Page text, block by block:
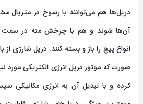
دریل‌ها هم می‌توانند با رسوخ در متریال
آن‌ها شوند و هم با چرخش مته در سمت
انواع پیچ را باز و بسته کنند. دریل شارژی از
صورت که موتور دریل انرژی الکتریکی مورد
کرده و با تبدیل آن به انرژی مکانیکی